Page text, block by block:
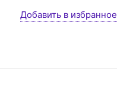
Добавить в избранное